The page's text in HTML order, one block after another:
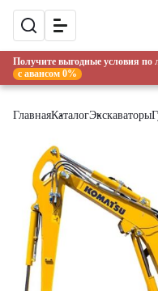
Получите выгодные условия по
с авансом 0%
ГлавнаяКаталогЭкскаваторы